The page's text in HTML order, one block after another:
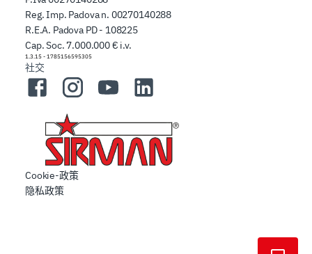
Reg. Imp. Padova n. 00270140288
R.E.A. Padova PD - 108225
Cap. Soc. 7.000.000 € i.v.
1.3.15 - 1785156595305
社交
FacebookInstagramYouTubeLinkedIn
Cookie-政策
隐私政策